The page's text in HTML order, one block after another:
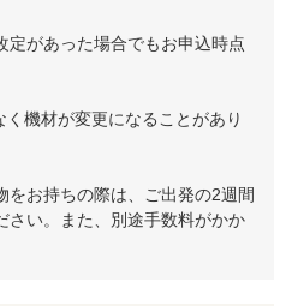
があった場合でもお申込時点
機材が変更になることがあり
お持ちの際は、ご出発の2週間
さい。また、別途手数料がかか